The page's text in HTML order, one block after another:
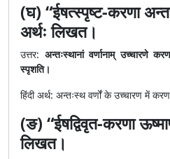
(घ) “ईषत्स्पृष्ट-करणा
अर्थः लिखत।
उत्तर: अन्तःस्थानां वर्णानाम् उच्चारणे
स्पृशति।
हिंदी अर्थ: अन्तःस्थ वर्णों के उच्चारण में
(ङ) “ईषद्विवृत-करणा
लिखत।